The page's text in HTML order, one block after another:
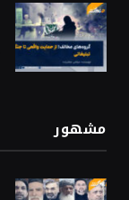
مشهور